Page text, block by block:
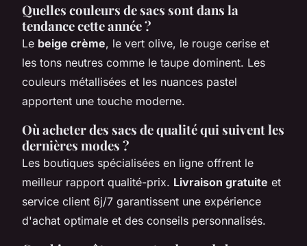
Quelles couleurs de sacs sont dans la
tendance cette année ?
Le beige crème, le vert olive, le rouge cerise et
les tons neutres comme le taupe dominent. Les
couleurs métallisées et les nuances pastel
apportent une touche moderne.
Où acheter des sacs de qualité qui suivent les
dernières modes ?
Les boutiques spécialisées en ligne offrent le
meilleur rapport qualité-prix. Livraison gratuite et
service client 6j/7 garantissent une expérience
d'achat optimale et des conseils personnalisés.